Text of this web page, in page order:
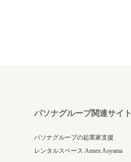
パソナグループ関連サイト
パソナグループの起業家支援
レンタルスペース Annex Aoyama